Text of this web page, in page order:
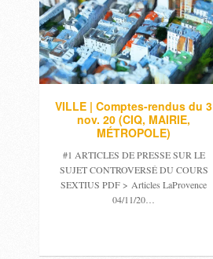
VILLE | Comptes-rendus du 3
nov. 20 (CIQ, MAIRIE,
MÉTROPOLE)
#1 ARTICLES DE PRESSE SUR LE
SUJET CONTROVERSÉ DU COURS
SEXTIUS PDF > Articles LaProvence
04/11/20…